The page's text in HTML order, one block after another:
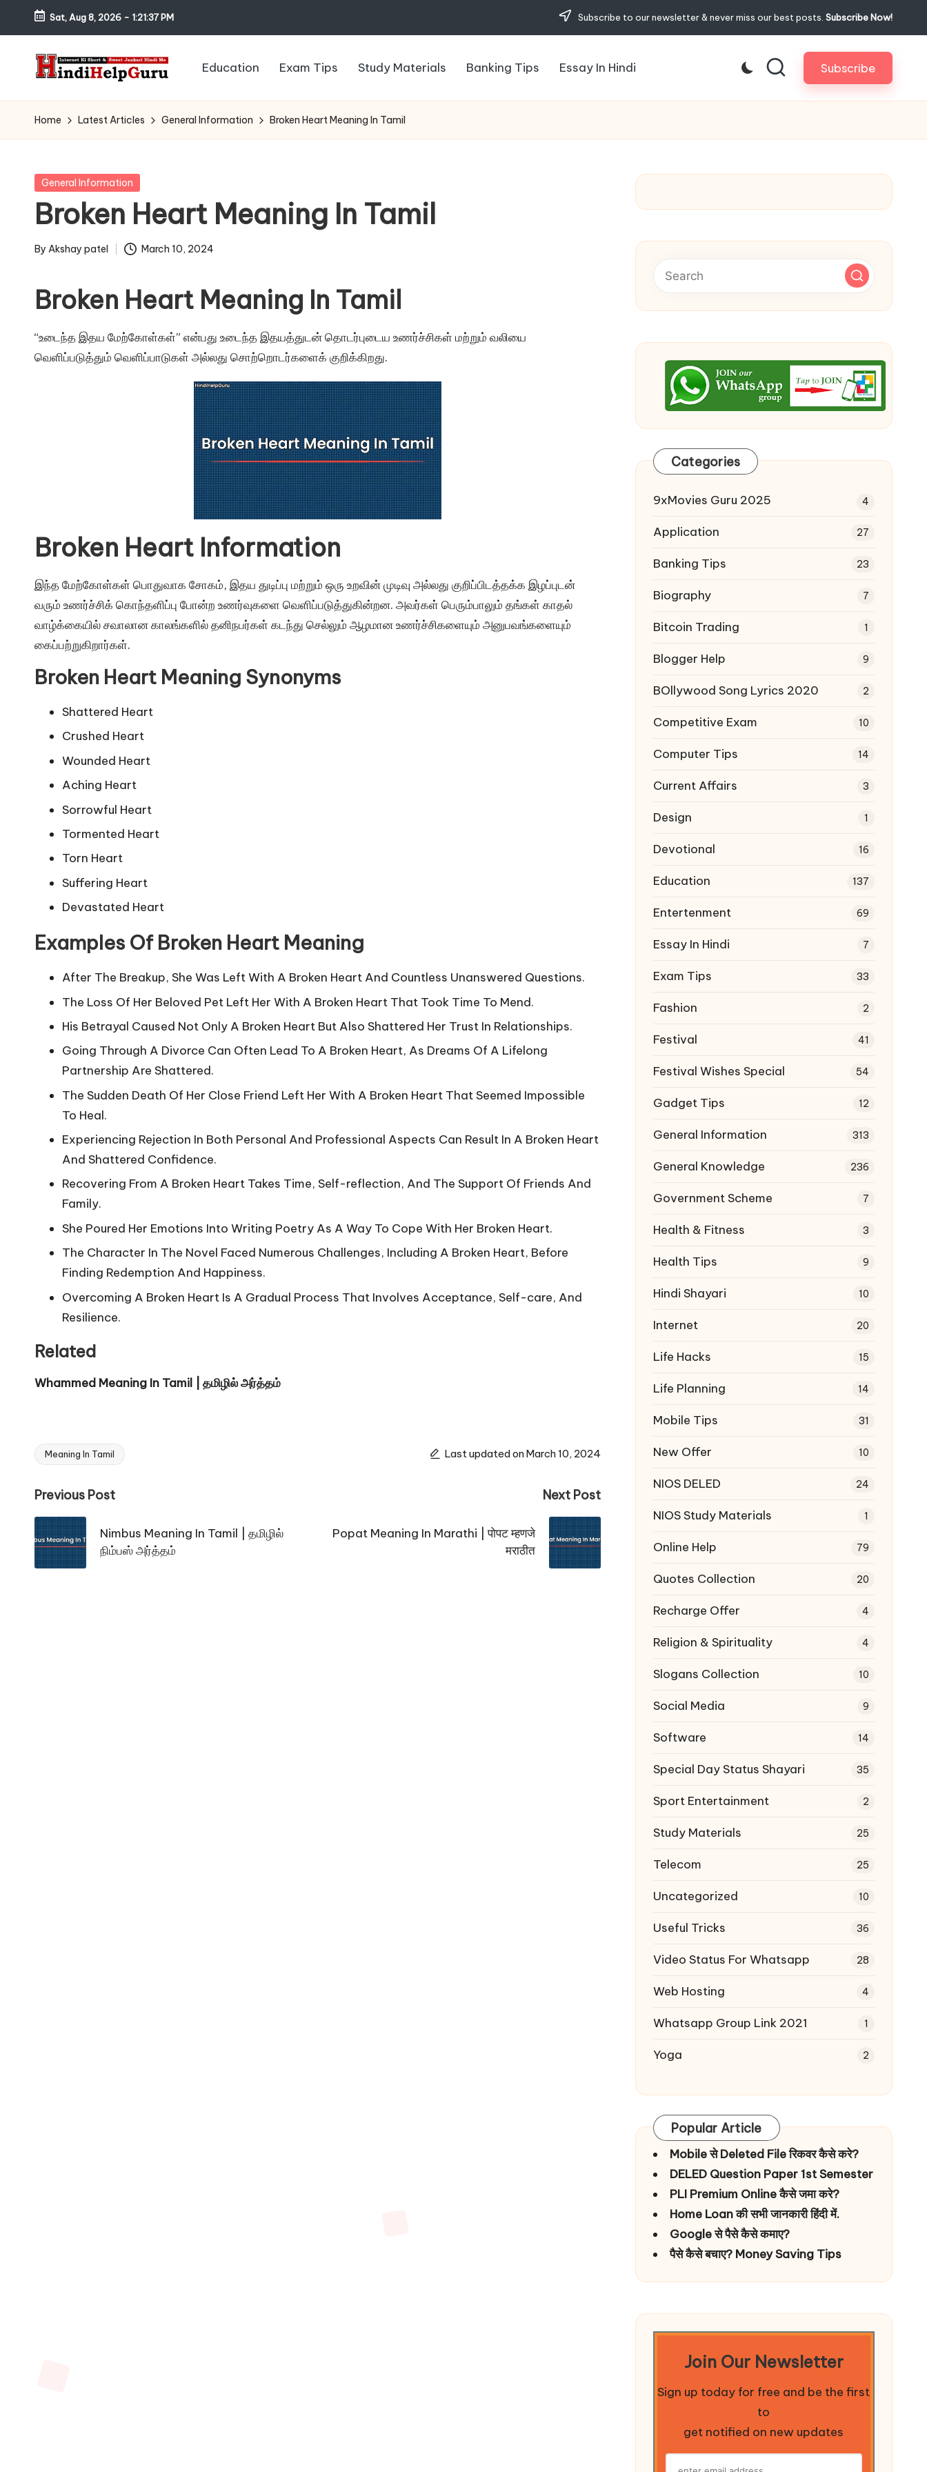
Skip
content
Sat, Aug 8, 2026 - 1:21:38 PM Subscribe to our newsletter & never miss our best posts. Subscribe Now!
H
in
H
el
p
G
u
r
u.
Ki
Short
Sweet
Jankari
Hindi
Education Exam Tips Study Materials Banking Tips Essay In Hindi Subscribe
Home Latest Articles General Information Broken Heart Meaning In Tamil
Posted
General Information
Broken Heart Meaning In Tamil
Posted
By Akshay patel March 10, 2024
Broken Heart Meaning In Tamil
“உடைந்த இதய மேற்கோள்கள்” என்பது உடைந்த இதயத்துடன் தொடர்புடைய உணர்ச்சிகள் மற்றும் வலியை
வெளிப்படுத்தும் வெளிப்பாடுகள் அல்லது சொற்றொடர்களைக் குறிக்கிறது.
Broken Heart Information
இந்த மேற்கோள்கள் பொதுவாக சோகம், இதய துடிப்பு மற்றும் ஒரு உறவின் முடிவு அல்லது குறிப்பிடத்தக்க இழப்புடன்
வரும் உணர்ச்சிக் கொந்தளிப்பு போன்ற உணர்வுகளை வெளிப்படுத்துகின்றன. அவர்கள் பெரும்பாலும் தங்கள் காதல்
வாழ்க்கையில் சவாலான காலங்களில் தனிநபர்கள் கடந்து செல்லும் ஆழமான உணர்ச்சிகளையும் அனுபவங்களையும்
கைப்பற்றுகிறார்கள்.
Broken Heart Meaning Synonyms
Shattered Heart
Crushed Heart
Wounded Heart
Aching Heart
Sorrowful Heart
Tormented Heart
Torn Heart
Suffering Heart
Devastated Heart
Examples Of Broken Heart Meaning
After The Breakup, She Was Left With A Broken Heart And Countless Unanswered Questions.
The Loss Of Her Beloved Pet Left Her With A Broken Heart That Took Time To Mend.
His Betrayal Caused Not Only A Broken Heart But Also Shattered Her Trust In Relationships.
Going Through A Divorce Can Often Lead To A Broken Heart, As Dreams Of A Lifelong
Partnership Are Shattered.
The Sudden Death Of Her Close Friend Left Her With A Broken Heart That Seemed Impossible
To Heal.
Experiencing Rejection In Both Personal And Professional Aspects Can Result In A Broken Heart
And Shattered Confidence.
Recovering From A Broken Heart Takes Time, Self-reflection, And The Support Of Friends And
Family.
She Poured Her Emotions Into Writing Poetry As A Way To Cope With Her Broken Heart.
The Character In The Novel Faced Numerous Challenges, Including A Broken Heart, Before
Finding Redemption And Happiness.
Overcoming A Broken Heart Is A Gradual Process That Involves Acceptance, Self-care, And
Resilience.
Related
Whammed Meaning In Tamil | தமிழில் அர்த்தம்
Tags:
Meaning In Tamil Last updated on March 10, 2024
Post
navigation
Previous Post
Nimbus Meaning In Tamil | தமிழில்
நிம்பஸ் அர்த்தம்
Next Post
Popat Meaning In Marathi | पोपट म्हणजे
मराठीत
Categories
9xMovies Guru 2025 4
Application 27
Banking Tips 23
Biography 7
Bitcoin Trading 1
Blogger Help 9
BOllywood Song Lyrics 2020 2
Competitive Exam 10
Computer Tips 14
Current Affairs 3
Design 1
Devotional 16
Education 137
Entertenment 69
Essay In Hindi 7
Exam Tips 33
Fashion 2
Festival 41
Festival Wishes Special 54
Gadget Tips 12
General Information 313
General Knowledge 236
Government Scheme 7
Health & Fitness 3
Health Tips 9
Hindi Shayari 10
Internet 20
Life Hacks 15
Life Planning 14
Mobile Tips 31
New Offer 10
NIOS DELED 24
NIOS Study Materials 1
Online Help 79
Quotes Collection 20
Recharge Offer 4
Religion & Spirituality 4
Slogans Collection 10
Social Media 9
Software 14
Special Day Status Shayari 35
Sport Entertainment 2
Study Materials 25
Telecom 25
Uncategorized 10
Useful Tricks 36
Video Status For Whatsapp 28
Web Hosting 4
Whatsapp Group Link 2021 1
Yoga 2
Popular Article
Mobile से Deleted File रिकवर कैसे करे?
DELED Question Paper 1st Semester
PLI Premium Online कैसे जमा करे?
Home Loan की सभी जानकारी हिंदी में.
Google से पैसे कैसे कमाए?
पैसे कैसे बचाए? Money Saving Tips
Join Our Newsletter
Sign up today for free and be the first
to
get notified on new updates